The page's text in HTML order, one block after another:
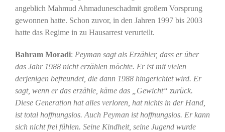
angeblich Mahmud Ahmaduneschadmit großem Vorsprung
gewonnen hatte. Schon zuvor, in den Jahren 1997 bis 2003
hatte das Regime in zu Hausarrest verurteilt.
Bahram Moradi: Peyman sagt als Erzähler, dass er über
das Jahr 1988 nicht erzählen möchte. Er ist mit vielen
derjenigen befreundet, die dann 1988 hingerichtet wird. Er
sagt, wenn er das erzähle, käme das „Gewicht“ zurück.
Diese Generation hat alles verloren, hat nichts in der Hand,
ist total hoffnungslos. Auch Peyman ist hoffnungslos. Er kann
sich nicht frei fühlen. Seine Kindheit, seine Jugend wurde